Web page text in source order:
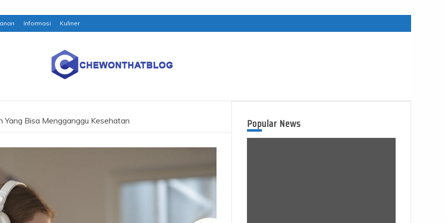
Informasi Kuliner
Yang Bisa Mengganggu Kesehatan
Popular News